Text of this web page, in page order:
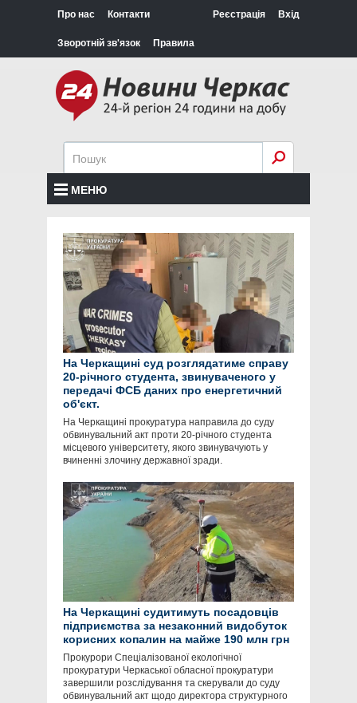
Про нас Контакти
Зворотній зв'язок Правила
Реєстрація Вхід
МЕНЮ
На Черкащині суд розглядатиме справу
20-річного студента, звинуваченого у
передачі ФСБ даних про енергетичний
об'єкт.
На Черкащині прокуратура направила до суду
обвинувальний акт проти 20-річного студента
місцевого університету, якого звинувачують у
вчиненні злочину державної зради.
На Черкащині судитимуть посадовців
підприємства за незаконний видобуток
корисних копалин на майже 190 млн грн
Прокурори Спеціалізованої екологічної
прокуратури Черкаської обласної прокуратури
завершили розслідування та скерували до суду
обвинувальний акт щодо директора структурного